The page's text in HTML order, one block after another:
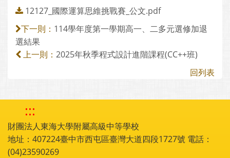
12127_國際運算思維挑戰賽_公文.pdf
下一則： 114學年度第一學期高一、二多元選修加退
選結果
上一則： 2025年秋季程式設計進階課程(CC++班)
回列表
:::
財團法人東海大學附屬高級中等學校
地址：407224臺中市西屯區臺灣大道四段1727號 電話：
(04)23590269